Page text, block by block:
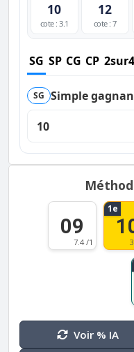
10
cote : 3.1
12
cote : 7
SG SP CG CP 2sur4
SG Simple
10
09
7.4 /1
1e
Voir % IA